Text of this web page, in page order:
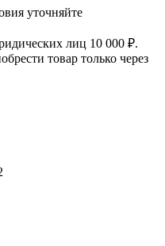
уточняйте
лиц 10 000 ₽.
товар только через